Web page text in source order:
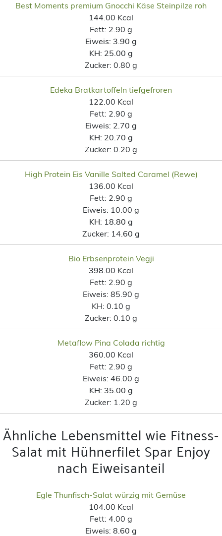
Best Moments premium Gnocchi Käse Steinpilze roh
144.00 Kcal
Fett: 2.90 g
Eiweis: 3.90 g
KH: 25.00 g
Zucker: 0.80 g
Edeka Bratkartoffeln tiefgefroren
122.00 Kcal
Fett: 2.90 g
Eiweis: 2.70 g
KH: 20.70 g
Zucker: 0.20 g
High Protein Eis Vanille Salted Caramel (Rewe)
136.00 Kcal
Fett: 2.90 g
Eiweis: 10.00 g
KH: 18.80 g
Zucker: 14.60 g
Bio Erbsenprotein Vegji
398.00 Kcal
Fett: 2.90 g
Eiweis: 85.90 g
KH: 0.10 g
Zucker: 0.10 g
Metaflow Pina Colada richtig
360.00 Kcal
Fett: 2.90 g
Eiweis: 46.00 g
KH: 35.00 g
Zucker: 1.20 g
Ähnliche Lebensmittel wie Fitness-
Salat mit Hühnerfilet Spar Enjoy
nach Eiweisanteil
Egle Thunfisch-Salat würzig mit Gemüse
104.00 Kcal
Fett: 4.00 g
Eiweis: 8.60 g